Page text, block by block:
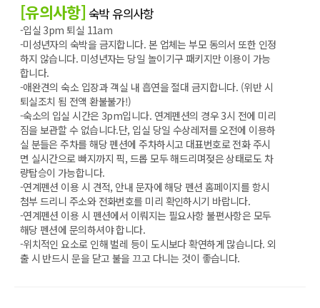
[유의사항] 숙박 유의사항
-입실 3pm 퇴실 11am
-미성년자의 숙박을 금지합니다. 본 업체는 부모 동의서 또한 인정
하지 않습니다. 미성년자는 당일 놀이기구 패키지만 이용이 가능
합니다.
-애완견의 숙소 입장과 객실 내 흡연을 절대 금지합니다. (위반 시
퇴실조치 됨 전액 환불불가!)
-숙소의 입실 시간은 3pm입니다. 연계펜션의 경우 3시 전에 미리
짐을 보관할 수 없습니다.단, 입실 당일 수상레저를 오전에 이용하
실 분들은 주차를 해당 펜션에 주차하시고 대표번호로 전화 주시
면 실시간으로 빠지까지 픽, 드롭 모두 해드리며젖은 상태로도 차
량탑승이 가능합니다.
-연계펜션 이용 시 견적, 안내 문자에 해당 펜션 홈페이지를 항시
첨부 드리니 주소와 전화번호를 미리 확인하시기 바랍니다.
-연계펜션 이용 시 펜션에서 이뤄지는 필요사항 불편사항은 모두
해당 펜션에 문의하셔야 합니다.
-위치적인 요소로 인해 벌레 등이 도시보다 확연하게 많습니다. 외
출 시 반드시 문을 닫고 불을 끄고 다니는 것이 좋습니다.